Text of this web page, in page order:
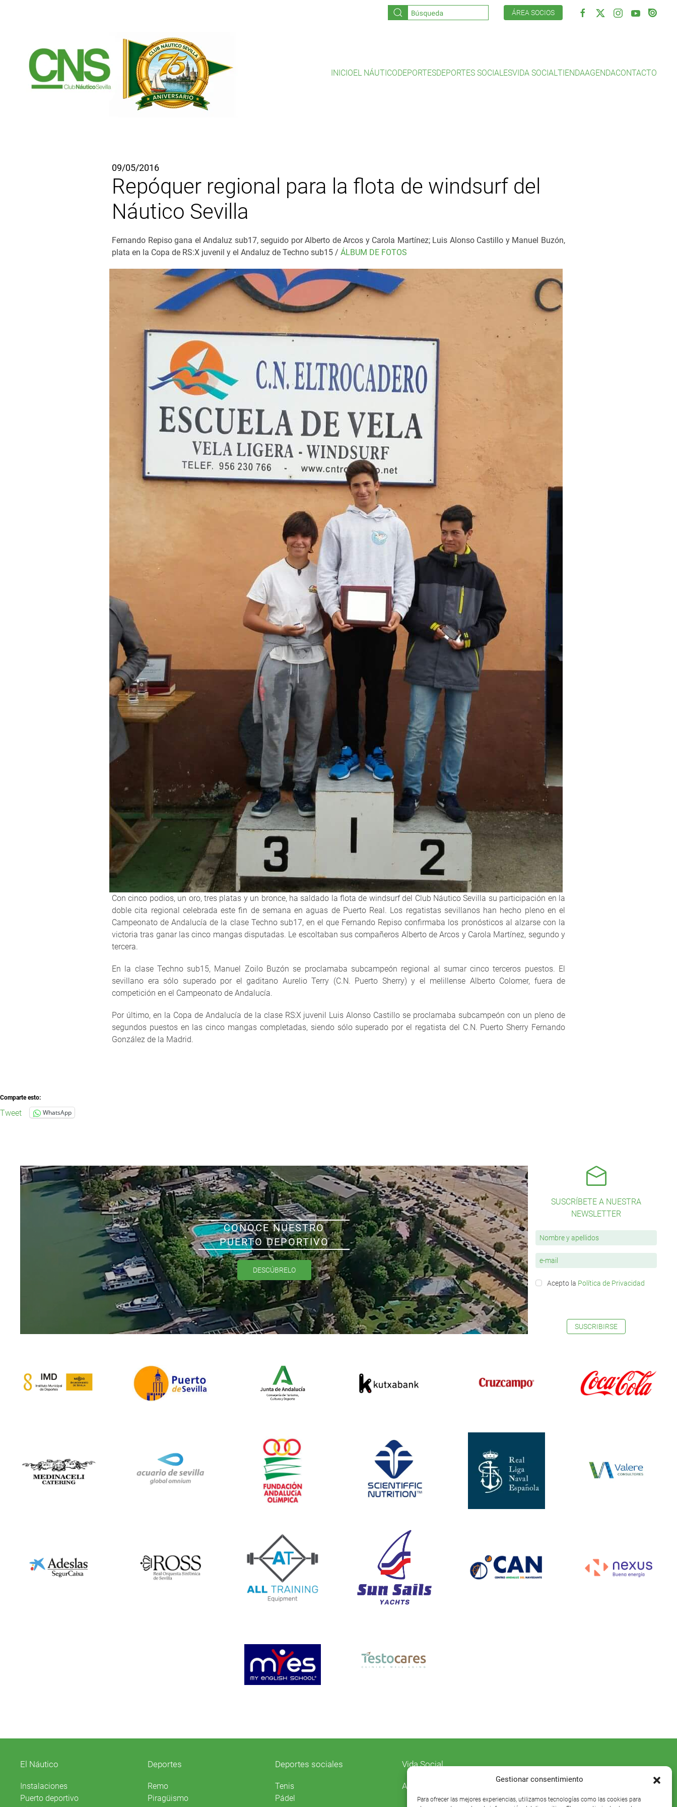
Gestionar consentimiento
Para ofrecer las mejores experiencias, utilizamos tecnologías como las cookies para
ÁREA SOCIOS
INICIOEL NÁUTICODEPORTESDEPORTES SOCIALESVIDA SOCIALTIENDAAGENDACONTACTO
09/05/2016
Repóquer regional para la flota de windsurf del
Náutico Sevilla
Fernando Repiso gana el Andaluz sub17, seguido por Alberto de Arcos y Carola Martínez; Luis Alonso Castillo y Manuel Buzón,
plata en la Copa de RS:X juvenil y el Andaluz de Techno sub15 / ÁLBUM DE FOTOS
Con cinco podios, un oro, tres platas y un bronce, ha saldado la flota de windsurf del Club Náutico Sevilla su participación en la
doble cita regional celebrada este fin de semana en aguas de Puerto Real. Los regatistas sevillanos han hecho pleno en el
Campeonato de Andalucía de la clase Techno sub17, en el que Fernando Repiso confirmaba los pronósticos al alzarse con la
victoria tras ganar las cinco mangas disputadas. Le escoltaban sus compañeros Alberto de Arcos y Carola Martínez, segundo y
tercera.
En la clase Techno sub15, Manuel Zoilo Buzón se proclamaba subcampeón regional al sumar cinco terceros puestos. El
sevillano era sólo superado por el gaditano Aurelio Terry (C.N. Puerto Sherry) y el melillense Alberto Colomer, fuera de
competición en el Campeonato de Andalucía.
Por último, en la Copa de Andalucía de la clase RS:X juvenil Luis Alonso Castillo se proclamaba subcampeón con un pleno de
segundos puestos en las cinco mangas completadas, siendo sólo superado por el regatista del C.N. Puerto Sherry Fernando
González de la Madrid.
Comparte esto:
Tweet WhatsApp
CONOCE NUESTRO
PUERTO DEPORTIVO
DESCÚBRELO
SUSCRÍBETE A NUESTRA
NEWSLETTER
Acepto la Política de Privacidad
SUSCRIBIRSE
El Náutico
Instalaciones
Puerto deportivo
Deportes
Remo
Piragüismo
Deportes sociales
Tenis
Pádel
Vida Social
Agenda